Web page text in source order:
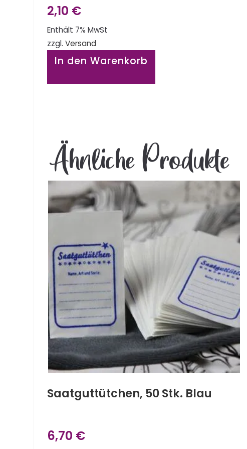
2,10 €
Enthält 7% MwSt
zzgl.Versand
In den Warenkorb
Ähnliche Produkte
Saatguttütchen, 50 Stk. Blau
6,70 €